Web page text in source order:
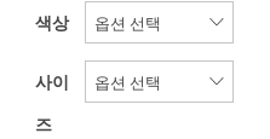
색상
사이
즈